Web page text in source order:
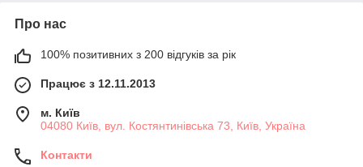
Про нас
100% позитивних з 200 відгуків за рік
Працює з 12.11.2013
м. Київ
04080 Київ, вул. Костянтинівська 73, Київ, Україна
Контакти